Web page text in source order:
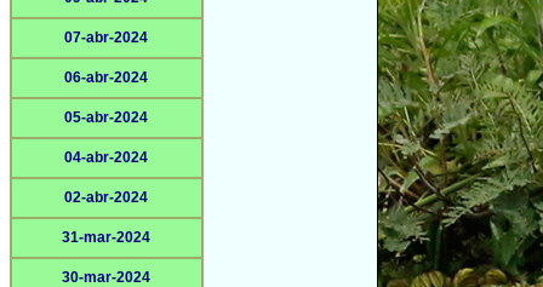
07-abr-2024
06-abr-2024
05-abr-2024
04-abr-2024
02-abr-2024
31-mar-2024
30-mar-2024